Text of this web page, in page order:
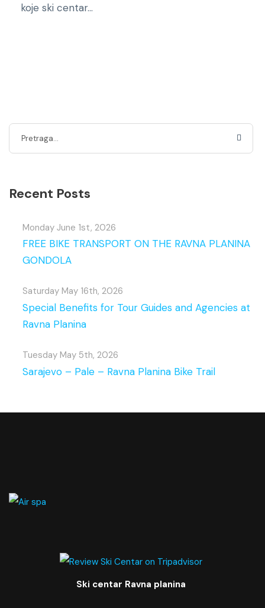
koje ski centar...
Recent Posts
Monday June 1st, 2026
FREE BIKE TRANSPORT ON THE RAVNA PLANINA
GONDOLA
Saturday May 16th, 2026
Special Benefits for Tour Guides and Agencies at
Ravna Planina
Tuesday May 5th, 2026
Sarajevo – Pale – Ravna Planina Bike Trail
Ski centar Ravna planina